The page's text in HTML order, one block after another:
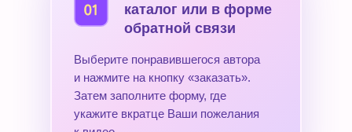
Выберите понравившегося автора
и нажмите на кнопку «заказать».
Затем заполните форму, где
укажите вкратце Ваши пожелания
каталог или в форме
обратной связи